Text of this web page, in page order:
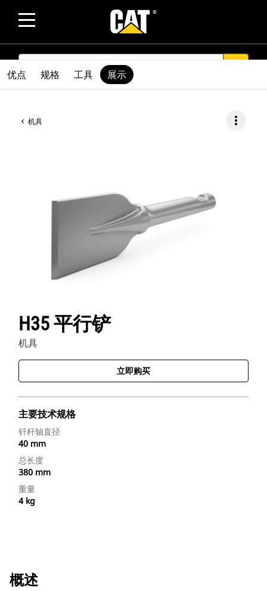
SEARCH
机具 more_vert
H35 平行铲
机具
立即购买
主要技术规格
钎杆轴直径
40 mm
总长度
380 mm
重量
4 kg
优点 规格 工具 展示
概述